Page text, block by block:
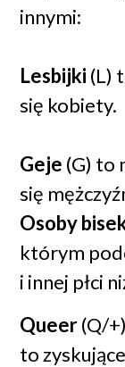
innymi:
Lesbijki (L)
się kobiety.
Geje (G) to
się
Osoby
którym
i innej płci
Queer(Q/
to